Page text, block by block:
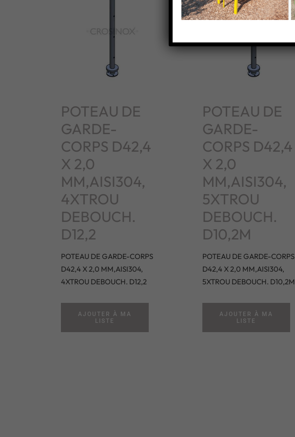
POTEAU DE
GARDE-
CORPS D42,4
X 2,0
MM,AISI304,
4XTROU
DEBOUCH.
D12,2
POTEAU DE GARDE-CORPS
D42,4 X 2,0 MM,AISI304,
4XTROU DEBOUCH. D12,2
AJOUTER À MA
LISTE
POTEAU DE
GARDE-
CORPS D42,4
X 2,0
MM,AISI304,
5XTROU
DEBOUCH.
D10,2M
POTEAU DE GARDE-CORPS
D42,4 X 2,0 MM,AISI304,
5XTROU DEBOUCH. D10,2M
AJOUTER À MA
LISTE